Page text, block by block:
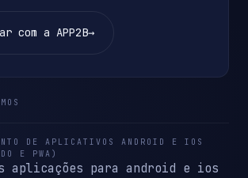
com a APP2B→
DE APLICATIVOS ANDROID E IOS
E PWA)
aplicações para android e ios